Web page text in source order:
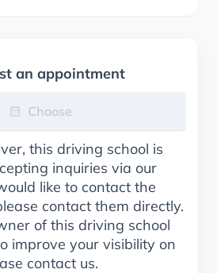
an appointment
Choose
this driving school is
inquiries via our
like to contact the
contact them directly.
of this driving school
improve your visibility on
contact us.